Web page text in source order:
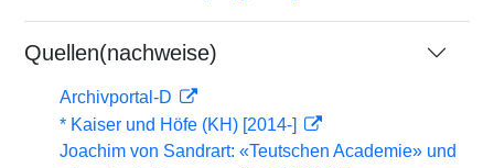
Quellen(nachweise)
Archivportal-D
* Kaiser und Höfe (KH) [2014-]
Joachim von Sandrart: «Teutschen Academie» und